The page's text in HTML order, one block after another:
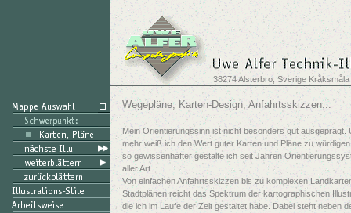
38274 Alsterbro, Sverige
Wegepläne, Karten-Design, Anfahrtsskizzen...
Mein Orientierungssinn ist nicht besonders gut ausgeprägt.
mehr weiß ich den Wert guter Karten und Pläne zu
so gewissenhafter gestalte ich seit Jahren
aller Art.
Von einfachen Anfahrtsskizzen bis zu komplexen
Stadtplänen reicht das Spektrum der kartographischen
die ich im Laufe der Zeit gestaltet habe. Dabei steht neben